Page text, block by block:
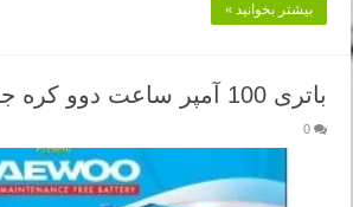
بیشتر بخوانید »
باتری 100 آمپر ساعت دوو کره جنوبی
0